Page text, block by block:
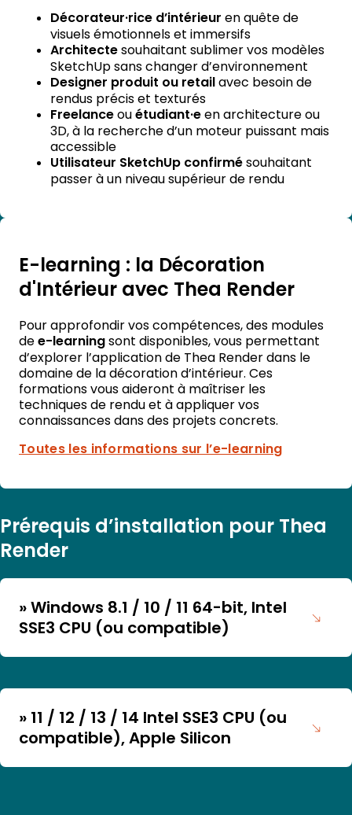
Décorateur·rice d’intérieur en quête de
visuels émotionnels et immersifs
Architecte souhaitant sublimer vos modèles
SketchUp sans changer d’environnement
Designer produit ou retail avec besoin de
rendus précis et texturés
Freelance ou étudiant·e en architecture ou
3D, à la recherche d’un moteur puissant mais
accessible
Utilisateur SketchUp confirmé souhaitant
passer à un niveau supérieur de rendu
E-learning : la Décoration
d'Intérieur avec Thea Render
Pour approfondir vos compétences, des modules
de e-learning sont disponibles, vous permettant
d’explorer l’application de Thea Render dans le
domaine de la décoration d’intérieur. Ces
formations vous aideront à maîtriser les
techniques de rendu et à appliquer vos
connaissances dans des projets concrets.
Toutes les informations sur l’e-learning
Prérequis d’installation pour Thea
Render
» Windows 8.1 / 10 / 11 64-bit, Intel
SSE3 CPU (ou compatible)
Configuration recommandée :
Presto GPU
» 11 / 12 / 13 / 14 Intel SSE3 CPU (ou
compatible), Apple Silicon